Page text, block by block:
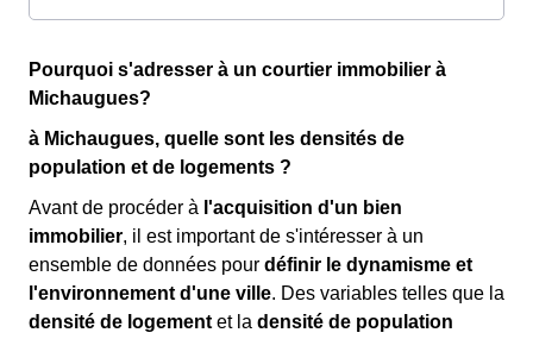
Pourquoi s'adresser à un courtier immobilier à
Michaugues?
à Michaugues, quelle sont les densités de
population et de logements ?
Avant de procéder à l'acquisition d'un bien
immobilier, il est important de s'intéresser à un
ensemble de données pour définir le dynamisme et
l'environnement d'une ville. Des variables telles que la
densité de logement et la densité de population